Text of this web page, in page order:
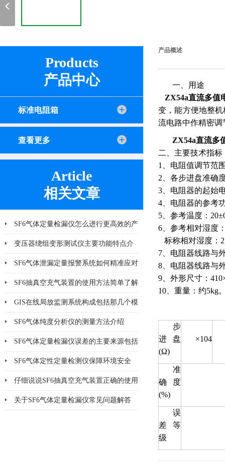
Products
产品中心
标准电阻箱
查看更多
Article
相关文章
SF6气体定量检漏仪怎么进行更高效的产
品检漏?
变压器绕组变形测试仪主要功能特点介
绍
SF6气体泄漏定量报警系统如何精准应对
泄漏风险？
SF6抽真空充气装置的使用方法简单了解
一下
GIS在线局放监测系统构成包括那几个模
块
SF6气体纯度分析仪的测量方法介绍
SF6气体定量检漏仪误差的主要来源包括
哪8个方面
SF6气体定性定量检测仪保障环境安全
仔细说说SF6抽真空充气装置正确的使用
方法
关于SF6气体定量检漏仪常见问题解答
产品概述
一、用途
ZX54a直流多值
变，能方便地整
流电路中作精密
ZX54a直流多
二、主要技术指标
1、电阻值调节范
2、各步进盘准确
3、电阻器的起始
4、电阻器的参考
5、参考温度：
6、参考相对湿度
标称相对湿度：
7、电阻器线路与
8、电阻器线路与
9、外形尺寸：
10、重量：约5kg
步
进盘
(Ω)
×104
准
确度
(%)
误
差等
级